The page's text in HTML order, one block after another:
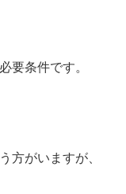
要条件です。
方がいますが、